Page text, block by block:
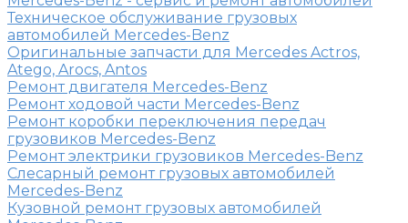
Техническое обслуживание грузовых
автомобилей Mercedes-Benz
Оригинальные запчасти для Mercedes Actros,
Atego, Arocs, Antos
Ремонт двигателя Mercedes-Benz
Ремонт ходовой части Mercedes-Benz
Ремонт коробки переключения передач
грузовиков Mercedes-Benz
Ремонт электрики грузовиков Mercedes-Benz
Слесарный ремонт грузовых автомобилей
Mercedes-Benz
Кузовной ремонт грузовых автомобилей